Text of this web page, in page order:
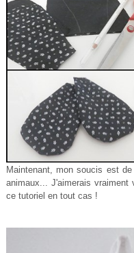
Maintenant, mon soucis est
animaux... J'aimerais
ce tutoriel en tout cas !